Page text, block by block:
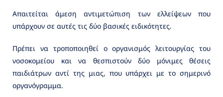
Απαιτείται άμεση αντιμετώπιση των ελλείψεων που
υπάρχουν σε αυτές τις δύο βασικές ειδικότητες.
Πρέπει να τροποποιηθεί ο οργανισμός λειτουργίας του
νοσοκομείου και να θεσπιστούν δύο μόνιμες θέσεις
παιδιάτρων αντί της μιας, που υπάρχει με το σημερινό
οργανόγραμμα.